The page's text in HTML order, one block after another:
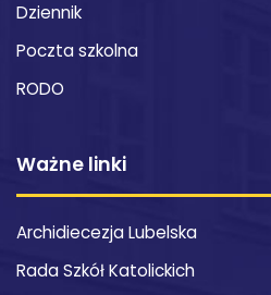
Dziennik
Poczta szkolna
RODO
Ważne linki
Archidiecezja Lubelska
Rada Szkół Katolickich